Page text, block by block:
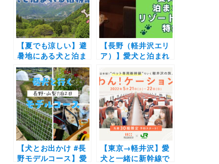
【夏でも涼しい】避
暑地にある犬と泊ま
れる宿特集！那須高
原や軽井沢・奥日光
や勝浦など8エリア
を厳選
【長野（軽井沢エリ
ア）】愛犬と泊まれ
選！ドッグファース
トの宿から長期滞在
におすすめの宿まで
を厳選（おでかけレ
ポートあり）
【犬とお出かけ #長
野モデルコース】愛
【東京→軽井沢】愛
犬と一緒に新幹線で